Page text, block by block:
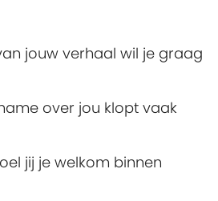
jouw verhaal wil je graag
over jou klopt vaak
jij je welkom binnen